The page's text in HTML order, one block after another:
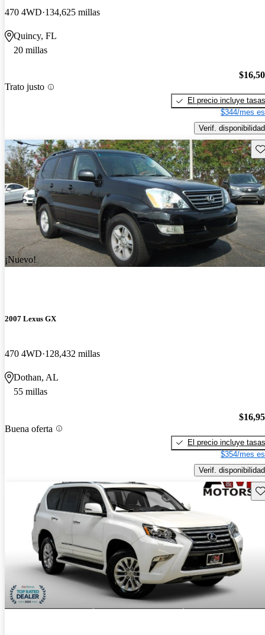
470 4WD 134,625 millas
Quincy, FL
20 millas
Trato justo
El precio incluye tasas
$344/mes
Verif. disponibilidad
¡Nuevo!
2007 Lexus GX
470 4WD 128,432 millas
Dothan, AL
55 millas
Buena oferta
El precio incluye tasas
$354/mes
Verif. disponibilidad